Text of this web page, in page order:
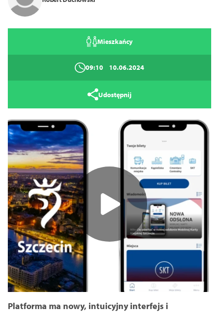
Mieszkańcy
09:10 10.06.2024
Udostępnij
Platforma ma nowy, intuicyjny interfejs i